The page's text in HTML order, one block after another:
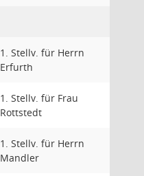
1. Stellv. für Herrn
Erfurth
1. Stellv. für Frau
Rottstedt
1. Stellv. für Herrn
Mandler